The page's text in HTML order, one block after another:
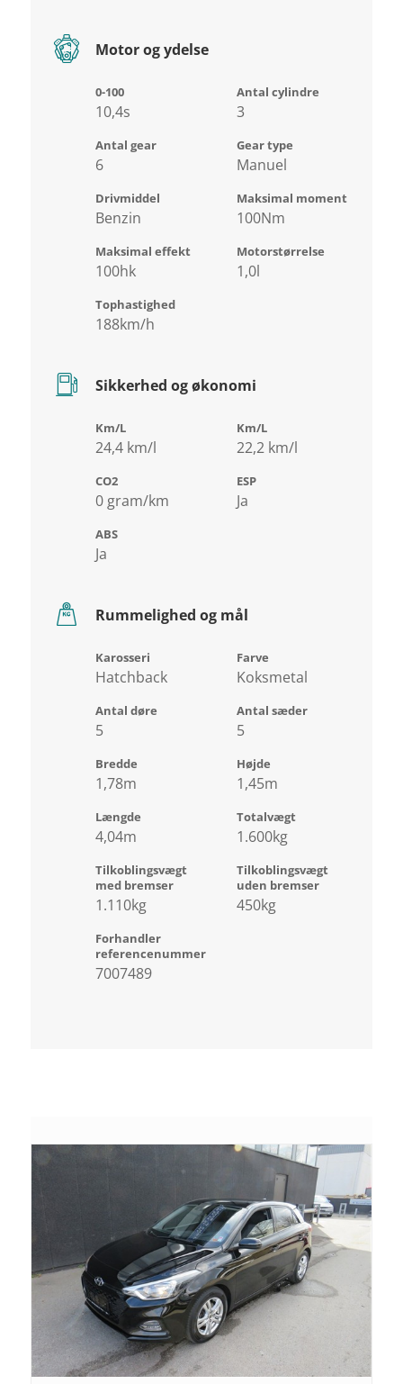
Motor og ydelse
0-100
10,4s
Antal cylindre
3
Antal gear
6
Gear type
Manuel
Drivmiddel
Benzin
Maksimal moment
100Nm
Maksimal effekt
100hk
Motorstørrelse
1,0l
Tophastighed
188km/h
Sikkerhed og økonomi
Km/L
24,4 km/l
Km/L
22,2 km/l
CO2
0 gram/km
ESP
Ja
ABS
Ja
Rummelighed og mål
Karosseri
Hatchback
Farve
Koksmetal
Antal døre
5
Antal sæder
5
Bredde
1,78m
Højde
1,45m
Længde
4,04m
Totalvægt
1.600kg
Tilkoblingsvægt
med bremser
1.110kg
Tilkoblingsvægt
uden bremser
450kg
Forhandler
referencenummer
7007489